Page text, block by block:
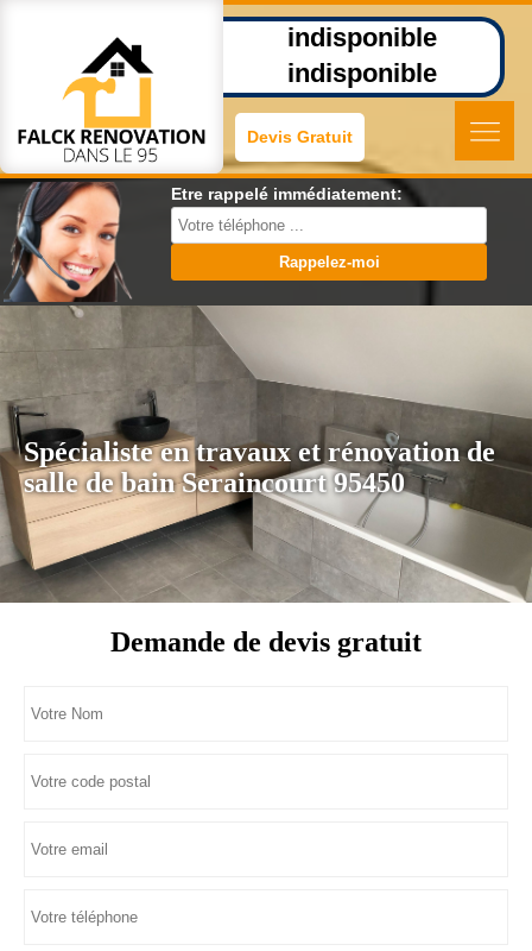
indisponible
indisponible
Devis Gratuit
Etre rappelé immédiatement:
Spécialiste en travaux et rénovation de
salle de bain Seraincourt 95450
Demande de devis gratuit